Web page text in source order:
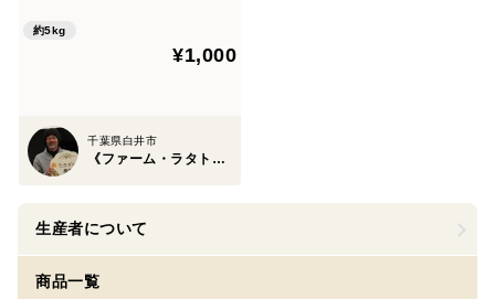
約5kg
¥1,000
千葉県白井市
《ファーム・ラタトゥィユ》たきざわ農園
生産者について
商品一覧